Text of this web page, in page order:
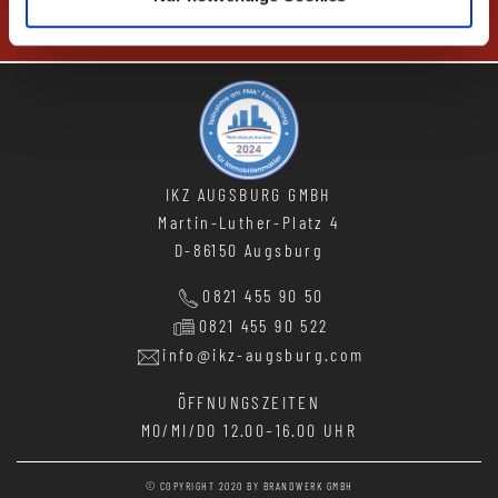
IKZ AUGSBURG GMBH
Martin-Luther-Platz 4
D-86150 Augsburg
0821 455 90 50
0821 455 90 522
info@ikz-augsburg.com
ÖFFNUNGSZEITEN
MO/MI/DO 12.00–16.00 UHR
© COPYRIGHT 2020 BY BRANDWERK GMBH